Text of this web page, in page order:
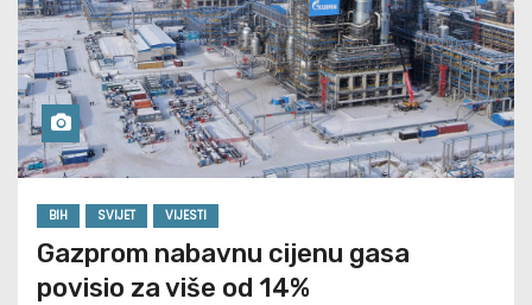
BIH SVIJET VIJESTI
Gazprom nabavnu cijenu gasa
povisio za više od 14%